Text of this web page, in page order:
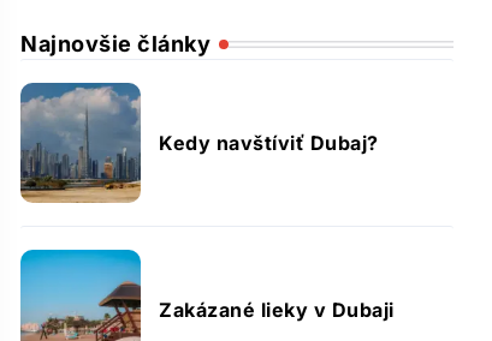
Najnovšie články
Kedy navštíviť Dubaj?
Zakázané lieky v Dubaji